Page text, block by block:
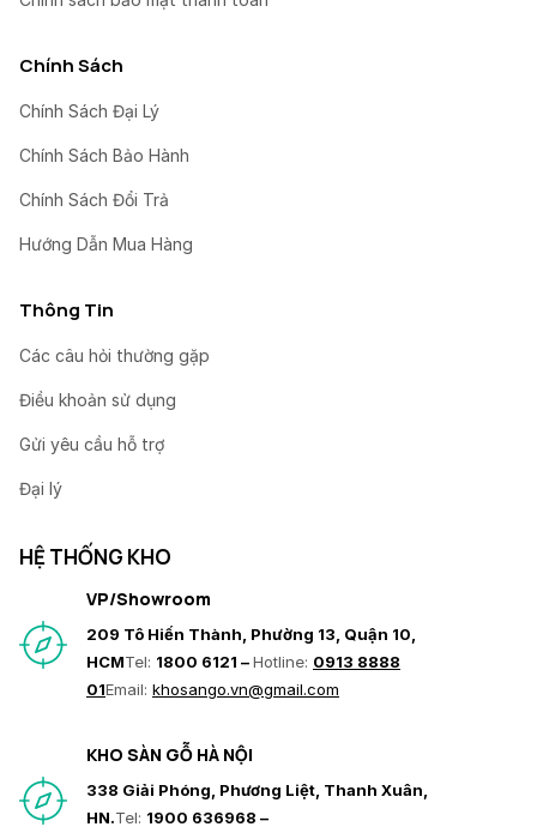
Chính Sách
Chính Sách Đại Lý
Chính Sách Bảo Hành
Chính Sách Đổi Trả
Hướng Dẫn Mua Hàng
Thông Tin
Các câu hỏi thường gặp
Điều khoản sử dụng
Gửi yêu cầu hỗ trợ
Đại lý
HỆ THỐNG KHO
VP/Showroom
209 Tô Hiến Thành, Phường 13, Quận 10,
HCMTel: 1800 6121 –Hotline: 0913 8888
01Email: khosango.vn@gmail.com
KHO SÀN GỖ HÀ NỘI
338 Giải Phóng, Phương Liệt, Thanh Xuân,
HN.Tel: 1900 636968 –